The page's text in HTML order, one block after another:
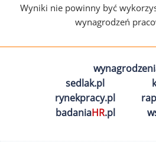
Wyniki nie powinny być
wynagrodzeń
sedlak.pl
rynekpracy.pl
badaniaHR.pl